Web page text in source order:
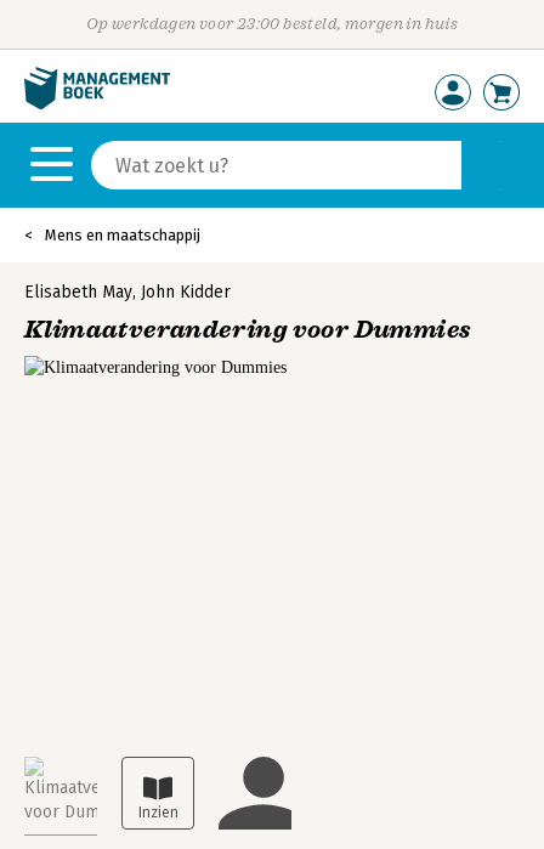
Op werkdagen voor 23:00 besteld, morgen in huis
Mens en maatschappij
Elisabeth May, John Kidder
Klimaatverandering voor Dummies